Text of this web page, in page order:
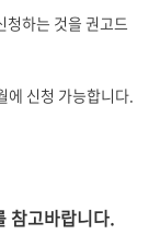
청하는 것을 권고드
에 신청 가능합니다.
참고바랍니다.